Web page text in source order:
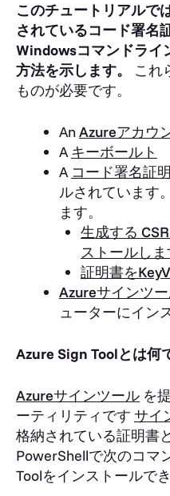
このチュートリアルで
されているコード署名
Windowsコマンドライ
方法を示します。
これ
ものが必要です。
AnAzureアカウ
Aキーボールト
A コード署名証
ルされています
ます。
生成する
ストールしま
証明書を
Azureサインツ
ューターにイン
Azure Sign Toolとは何
Azureサインツール を
ーティリティです サイ
格納されている証明書
PowerShellで次のコマ
Toolをインストールで